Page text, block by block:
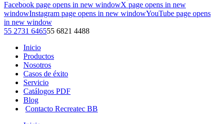
Facebook page opens in new windowX page opens in new
windowInstagram page opens in new windowYouTube page opens
in new window
55 2731 646555 6821 4488
Inicio
Productos
Nosotros
Casos de éxito
Servicio
Catálogos PDF
Blog
Contacto Recreatec BB